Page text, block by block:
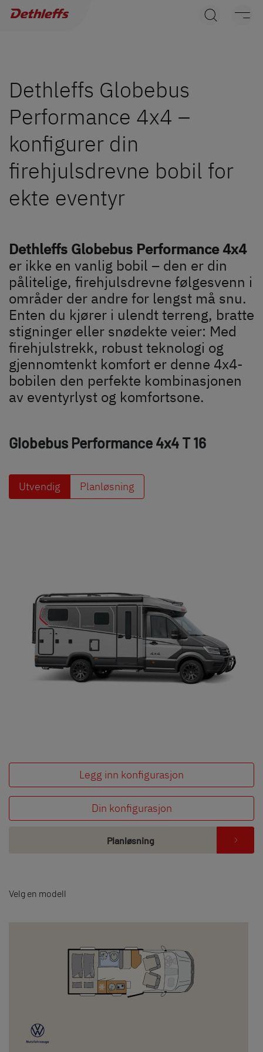
Bobiler
Camper Vans
Dethleffs originalt tilbehør
Service
Dethleffs
Dethleffs Globebus
Performance 4x4 –
konfigurer din
firehjulsdrevne bobil for
ekte eventyr
Dethleffs Globebus Performance 4x4
er ikke en vanlig bobil – den er din
pålitelige, firehjulsdrevne følgesvenn i
områder der andre for lengst må snu.
Enten du kjører i ulendt terreng, bratte
stigninger eller snødekte veier: Med
firehjulstrekk, robust teknologi og
gjennomtenkt komfort er denne 4x4-
bobilen den perfekte kombinasjonen
av eventyrlyst og komfortsone.
Globebus Performance 4x4 T 16
Utvendig Planløsning
Legg inn konfigurasjon
Din konfigurasjon
Planløsning
Velg en modell
Finn en Dethleffs forhandler nær deg